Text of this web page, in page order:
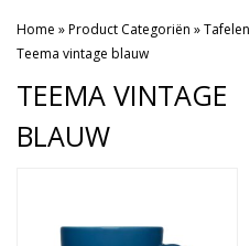
Home »Product Categoriën »Tafelen
Teema vintage blauw
TEEMA VINTAGE
BLAUW